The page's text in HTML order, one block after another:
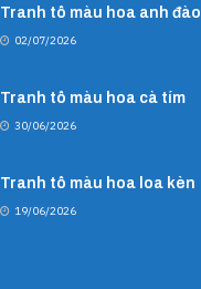
Tranh tô màu hoa anh đào
02/07/2026
Tranh tô màu hoa cà tím
30/06/2026
Tranh tô màu hoa loa kèn
19/06/2026